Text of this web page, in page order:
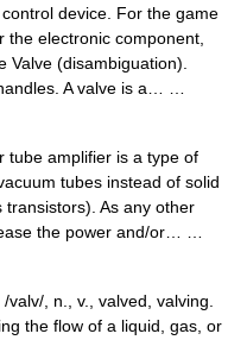
device. For the game
the electronic component,
Valve (disambiguation).
A valve is a… …
amplifier is a type of
tubes instead of solid
As any other
the power and/or… …
, n., v., valved, valving.
the flow of a liquid, gas, or